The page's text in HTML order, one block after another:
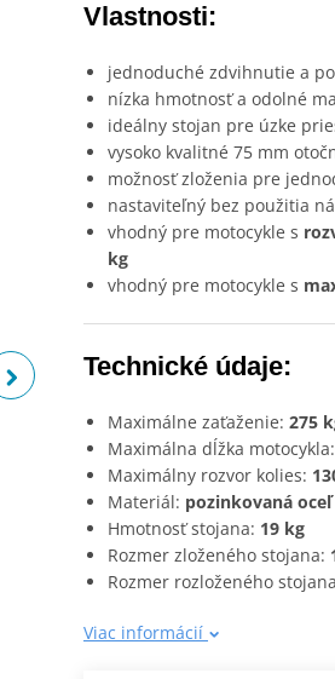
Zobraziť ďalšie
fotky
Zobraziť ďalšie
fotky
Vlastnosti:
jednoduché zdvihnutie a
nízka hmotnosť a odolné
ideálny stojan pre úzke
vysoko kvalitné 75 mm
možnosť zloženia pre
nastaviteľný bez použitia
vhodný pre motocykle s
kg
vhodný pre motocykle s
Technické údaje:
Maximálne zaťaženie: 275
Maximálna dĺžka motocykla:
Maximálny rozvor kolies:
Materiál: pozinkovaná oceľ
Hmotnosť stojana: 19 kg
Rozmer zloženého stojana:
Rozmer rozloženého
Viac informácií